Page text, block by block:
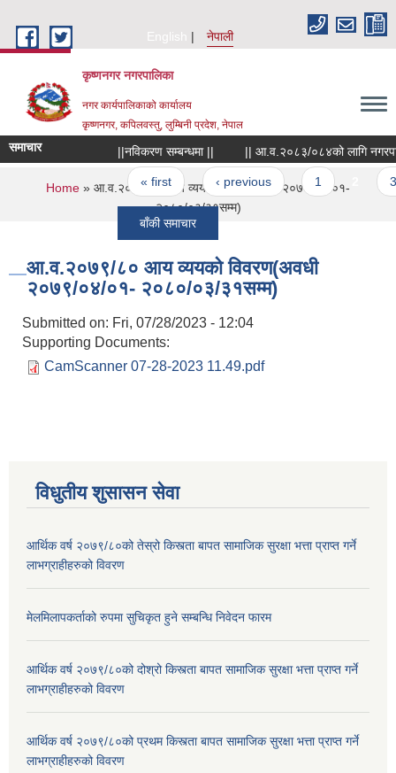
English
नेपाली
कृष्णनगर नगरपालिका
नगर कार्यपालिकाको कार्यालय
कृष्णनगर, कपिलवस्तु, लुम्बिनी प्रदेश, नेपाल
समाचार ||नविकरण सम्बन्धमा || || आ.व.२०८३/०८४को लागि
Pages
« first ‹ previous 1
बाँकी समाचार
You are here
Home » आ.व.२०७९/८० आय व्ययको विवरण(अवधी २०७९/०४/०१-
२०८०/०३/३१सम्म)
आ.व.२०७९/८० आय व्ययको विवरण(अवधी
२०७९/०४/०१- २०८०/०३/३१सम्म)
Submitted on: Fri, 07/28/2023 - 12:04
Supporting Documents:
CamScanner 07-28-2023 11.49.pdf
विधुतीय शुसासन सेवा
आर्थिक वर्ष २०७९/८०को तेस्रो किस्त्ता बापत सामाजिक सुरक्षा भत्ता प्राप्त गर्ने
लाभग्राहीहरुको विवरण
मेलमिलापकर्ताको रुपमा सुचिकृत हुने सम्बन्धि निवेदन फारम
आर्थिक वर्ष २०७९/८०को दोश्रो किस्त्ता बापत सामाजिक सुरक्षा भत्ता प्राप्त गर्ने
लाभग्राहीहरुको विवरण
आर्थिक वर्ष २०७९/८०को प्रथम किस्त्ता बापत सामाजिक सुरक्षा भत्ता प्राप्त गर्ने
लाभग्राहीहरुको विवरण